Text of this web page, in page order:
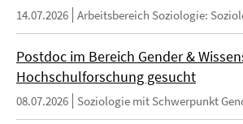
14.07.2026 Arbeitsbereich Soziologie:
Postdoc im Bereich Gender &
Hochschulforschung gesucht
08.07.2026 Soziologie mit Schwerpunkt